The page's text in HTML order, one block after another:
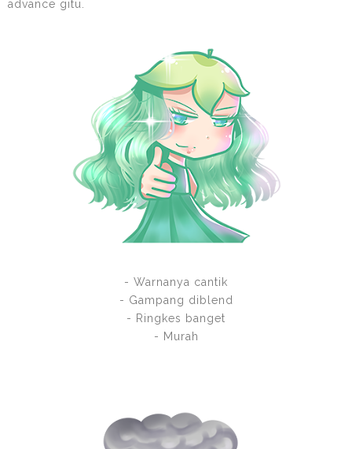
advance gitu.
- Warnanya cantik
- Gampang diblend
- Ringkes banget
- Murah